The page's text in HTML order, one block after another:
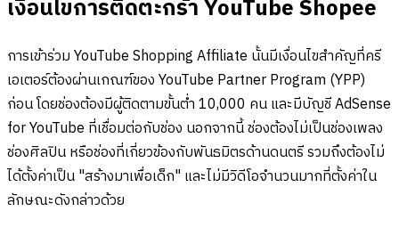
เงื่อนไขการติดตะกร้า YouTube Shopee
การเข้าร่วม YouTube Shopping Affiliate นั้นมีเงื่อนไขสำคัญที่ครี
เอเตอร์ต้องผ่านเกณฑ์ของ YouTube Partner Program (YPP)
ก่อน โดยช่องต้องมีผู้ติดตามขั้นต่ำ 10,000 คน และมีบัญชี AdSense
for YouTube ที่เชื่อมต่อกับช่อง นอกจากนี้ ช่องต้องไม่เป็นช่องเพลง
ช่องศิลปิน หรือช่องที่เกี่ยวข้องกับพันธมิตรด้านดนตรี รวมถึงต้องไม่
ได้ตั้งค่าเป็น "สร้างมาเพื่อเด็ก" และไม่มีวิดีโอจำนวนมากที่ตั้งค่าใน
ลักษณะดังกล่าวด้วย